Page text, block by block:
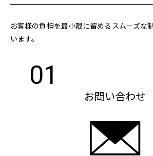
お客様の負担を最小限に留めるスムーズな
います。
01
お問い合わせ